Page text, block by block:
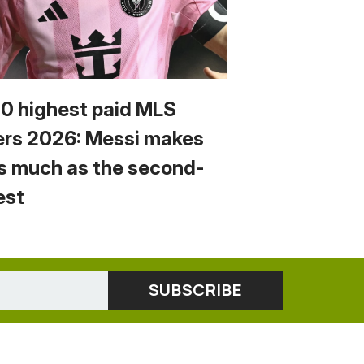
highest paid MLS
2026: Messi makes
much as the second-